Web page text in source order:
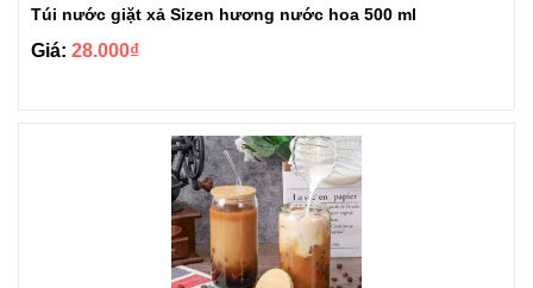
Túi nước giặt xả Sizen hương nước hoa 500 ml
Giá: 28.000₫